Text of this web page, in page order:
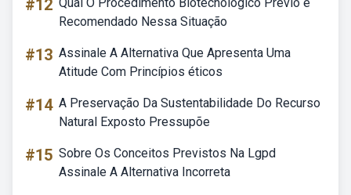
#12
Recomendado Nessa Situação
#13 Assinale A Alternativa Que Apresenta Uma
Atitude Com Princípios éticos
#14 A Preservação Da Sustentabilidade Do Recurso
Natural Exposto Pressupõe
#15 Sobre Os Conceitos Previstos Na Lgpd
Assinale A Alternativa Incorreta